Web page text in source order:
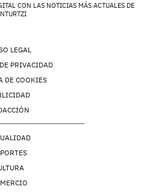
CON LAS NOTICIAS MÁS ACTUALES DE
LEGAL
PRIVACIDAD
DE COOKIES